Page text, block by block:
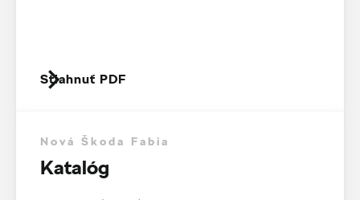
Stiahnuť PDF
Nová Škoda Fabia
Katalóg